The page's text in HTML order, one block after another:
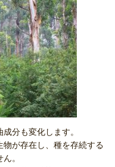
分も変化します。
が存在し、種を存続する
。